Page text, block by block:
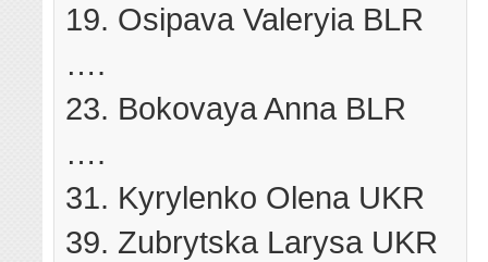
19. Osipava Valeryia BLR
….
23. Bokovaya Anna BLR
….
31. Kyrylenko Olena UKR
39. Zubrytska Larysa UKR